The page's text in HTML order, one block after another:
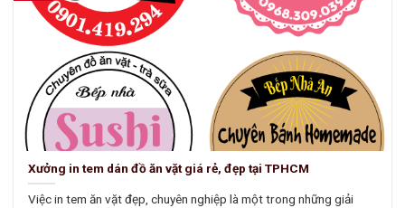
Xưởng in tem dán đồ ăn vặt giá rẻ, đẹp tại TPHCM
Việc in tem ăn vặt đẹp, chuyên nghiệp là một trong những giải